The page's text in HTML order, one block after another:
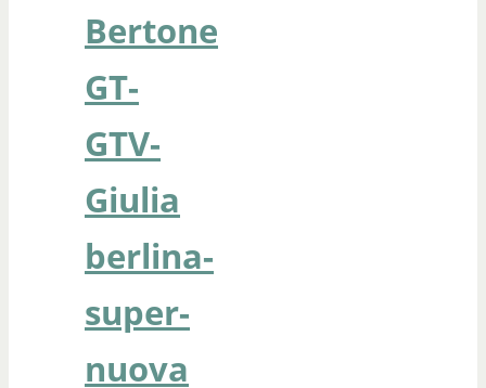
Bertone
GT-
GTV-
Giulia
berlina-
super-
nuova